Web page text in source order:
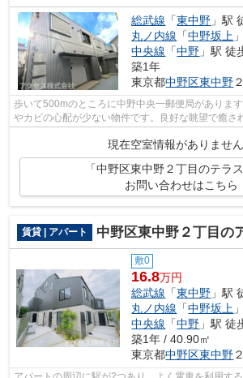
総武線 「東中野 」駅
丸ノ内線 「中野坂上
中央線 「中野 」駅 徒
築1年
東京都中野区東中野
歩いて500mのところに中野中央一郵便局がありま
やカビの心配が少ない物件です。良好な眺望で癒さ
現在空室情報がありません
「中野区東中野２丁目のテラ
お問い合わせはこちら
賃貸 | アパート 中野区東中野２丁目の
敷0
16.8万円
総武線 「東中野 」駅
丸ノ内線 「中野坂上
中央線 「中野 」駅 徒
築1年 / 40.90㎡
東京都中野区東中野